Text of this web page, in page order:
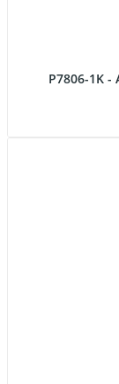
P7806-1K